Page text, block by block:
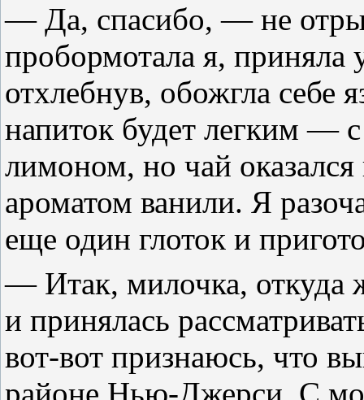
— Да, спасибо, — не
пробормотала я, приняла
отхлебнув, обожгла себе
напиток будет легким —
лимоном, но чай
ароматом ванили. Я
еще один глоток и
— Итак, милочка, откуда
и принялась
вот-вот признаюсь, что